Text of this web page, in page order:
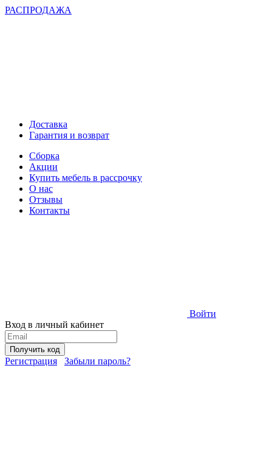
РАСПРОДАЖА
Доставка
Гарантия и возврат
Сборка
Акции
Купить мебель в рассрочку
О нас
Отзывы
Контакты
Войти
Вход в личный кабинет
Получить код
Регистрация Забыли пароль?